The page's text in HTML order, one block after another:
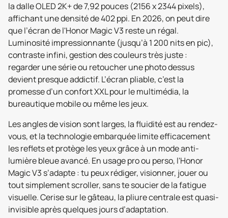
la dalle OLED 2K+ de 7,92 pouces (2156 x 2344 pixels),
affichant une densité de 402 ppi. En 2026, on peut dire
que l’écran de l'Honor Magic V3 reste un régal.
Luminosité impressionnante (jusqu’à 1 200 nits en pic),
contraste infini, gestion des couleurs très juste :
regarder une série ou retoucher une photo dessus
devient presque addictif. L’écran pliable, c’est la
promesse d’un confort XXL pour le multimédia, la
bureautique mobile ou même les jeux.
Les angles de vision sont larges, la fluidité est au rendez-
vous, et la technologie embarquée limite efficacement
les reflets et protège les yeux grâce à un mode anti-
lumière bleue avancé. En usage pro ou perso, l'Honor
Magic V3 s’adapte : tu peux rédiger, visionner, jouer ou
tout simplement scroller, sans te soucier de la fatigue
visuelle. Cerise sur le gâteau, la pliure centrale est quasi-
invisible après quelques jours d’adaptation.